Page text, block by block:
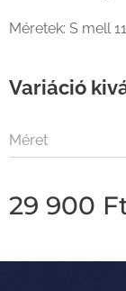
Méretek: S mell
Variáció
Méret
29 900